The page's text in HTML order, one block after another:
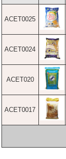
ACET0025
ACET0024
ACET020
ACET0017